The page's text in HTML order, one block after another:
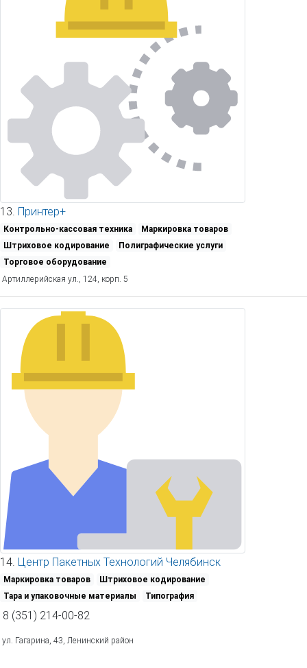
13. Принтер+
Контрольно-кассовая техника
Маркировка товаров
Штриховое кодирование
Полиграфические услуги
Торговое оборудование
Артиллерийская ул., 124, корп. 5
14. Центр Пакетных Технологий Челябинск
Маркировка товаров
Штриховое кодирование
Тара и упаковочные материалы
Типография
8 (351) 214-00-82
ул. Гагарина, 43, Ленинский район